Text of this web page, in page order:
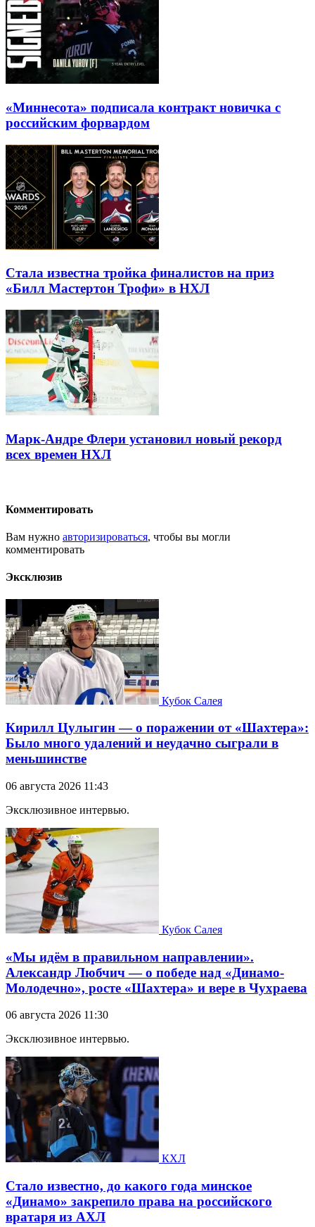
«Миннесота» подписала контракт новичка с
российским форвардом
Стала известна тройка финалистов на приз
«Билл Мастертон Трофи» в НХЛ
Марк-Андре Флери установил новый рекорд
всех времен НХЛ
Комментировать
Вам нужно авторизироваться, чтобы вы могли
комментировать
Эксклюзив
Кубок Салея
Кирилл Цулыгин — о поражении от «Шахтера»:
Было много удалений и неудачно сыграли в
меньшинстве
06 августа 2026 11:43
Эксклюзивное интервью.
Кубок Салея
«Мы идём в правильном направлении».
Александр Любчич — о победе над «Динамо-
Молодечно», росте «Шахтера» и вере в Чухраева
06 августа 2026 11:30
Эксклюзивное интервью.
КХЛ
Стало известно, до какого года минское
«Динамо» закрепило права на российского
вратаря из АХЛ